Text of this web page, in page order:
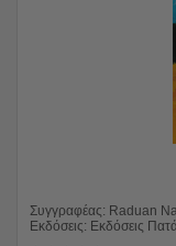
Συγγραφέας: Raduan
Εκδόσεις: Εκδόσεις